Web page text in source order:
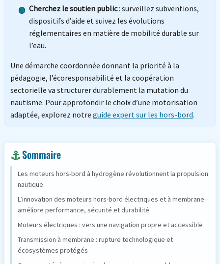
Cherchez le soutien public: surveillez subventions,
dispositifs d’aide et suivez les évolutions
réglementaires en matière de mobilité durable sur
l’eau.
Une démarche coordonnée donnant la priorité à la
pédagogie, l’écoresponsabilité et la coopération
sectorielle va structurer durablement la mutation du
nautisme. Pour approfondir le choix d’une motorisation
adaptée, explorez notre guide expert sur les hors-bord.
Sommaire
Les moteurs hors-bord à hydrogène révolutionnent la propulsion
nautique
L’innovation des moteurs hors-bord électriques et à membrane
améliore performance, sécurité et durabilité
Moteurs électriques : vers une navigation propre et accessible
Transmission à membrane : rupture technologique et
écosystèmes protégés